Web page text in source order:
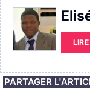
PARTAGER